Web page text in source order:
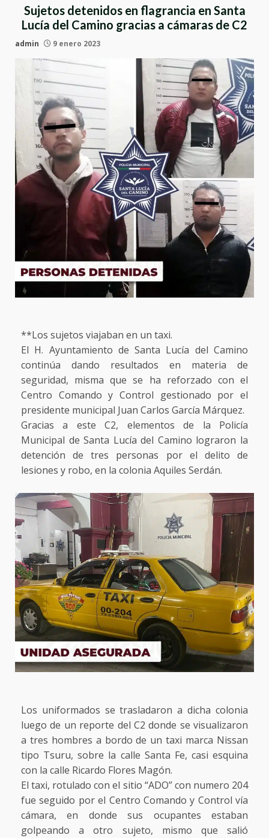
Sujetos detenidos en flagrancia en Santa
Lucía del Camino gracias a cámaras de C2
admin 9 enero 2023
**Los sujetos viajaban en un taxi.
El H. Ayuntamiento de Santa Lucía del Camino
continúa dando resultados en materia de
seguridad, misma que se ha reforzado con el
Centro Comando y Control gestionado por el
presidente municipal Juan Carlos García Márquez.
Gracias a este C2, elementos de la Policía
Municipal de Santa Lucía del Camino lograron la
detención de tres personas por el delito de
lesiones y robo, en la colonia Aquiles Serdán.
Los uniformados se trasladaron a dicha colonia
luego de un reporte del C2 donde se visualizaron
a tres hombres a bordo de un taxi marca Nissan
tipo Tsuru, sobre la calle Santa Fe, casi esquina
con la calle Ricardo Flores Magón.
El taxi, rotulado con el sitio “ADO” con numero 204
fue seguido por el Centro Comando y Control vía
cámara, en donde sus ocupantes estaban
golpeando a otro sujeto, mismo que salió